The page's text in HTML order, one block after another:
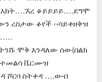
ቆይይይይ….ደግሞ
ረስታው ቆየች ‹‹ሳይቀዘቅዝ
ሞቅ እንዳለው ሰው(በልክ
ተመልሳ ቬርሙዝ
ሾርባ ስትቀዳ ….ውብ